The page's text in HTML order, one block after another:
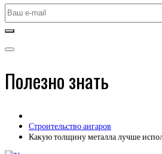
Полезно знать
Строительство ангаров
Какую толщину металла лучше